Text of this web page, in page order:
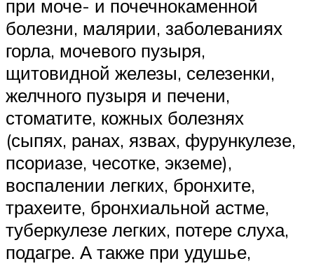
при моче- и почечнокаменной
болезни, малярии, заболеваниях
горла, мочевого пузыря,
щитовидной железы, селезенки,
желчного пузыря и печени,
стоматите, кожных болезнях
(сыпях, ранах, язвах, фурункулезе,
псориазе, чесотке, экземе),
воспалении легких, бронхите,
трахеите, бронхиальной астме,
туберкулезе легких, потере слуха,
подагре. А также при удушье,